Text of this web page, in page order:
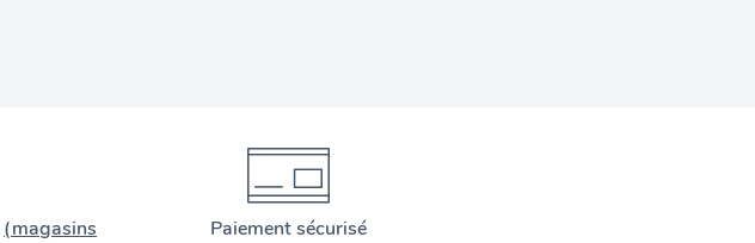
(magasins
Paiement sécurisé